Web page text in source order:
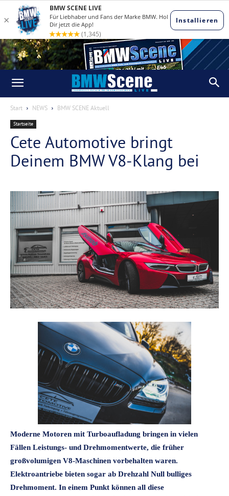
Start NEWS BMW SCENE Aktuell
Startseite
Cete Automotive bringt
Deinem BMW V8-Klang bei
Moderne Motoren mit Turboaufladung bringen in vielen
Fällen Leistungs- und Drehmomentwerte, die früher
großvolumigen V8-Maschinen vorbehalten waren.
Elektroantriebe bieten sogar ab Drehzahl Null bulliges
Drehmoment. In einem Punkt können all diese